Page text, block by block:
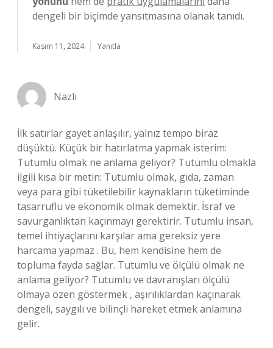
dengeli bir biçimde yansıtmasına olanak tanıdı.
Kasım 11, 2024 Yanıtla
Nazlı
İlk satırlar gayet anlaşılır, yalnız tempo biraz
düşüktü. Küçük bir hatırlatma yapmak isterim:
Tutumlu olmak ne anlama geliyor? Tutumlu olmakla
ilgili kısa bir metin: Tutumlu olmak, gıda, zaman
veya para gibi tüketilebilir kaynakların tüketiminde
tasarruflu ve ekonomik olmak demektir. İsraf ve
savurganlıktan kaçınmayı gerektirir. Tutumlu insan,
temel ihtiyaçlarını karşılar ama gereksiz yere
harcama yapmaz . Bu, hem kendisine hem de
topluma fayda sağlar. Tutumlu ve ölçülü olmak ne
anlama geliyor? Tutumlu ve davranışları ölçülü
olmaya özen göstermek , aşırılıklardan kaçınarak
dengeli, saygılı ve bilinçli hareket etmek anlamına
gelir.